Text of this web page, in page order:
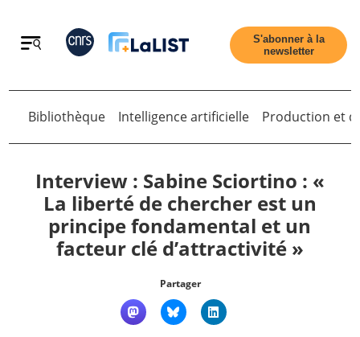
Retour
Accueil
Qui sommes nous ?
S'abonner à la
newsletter
Retour
Bibliothèque Intelligence artificielle Production et
Interview : Sabine Sciortino : «
La liberté de chercher est un
principe fondamental et un
facteur clé d’attractivité »
Partager